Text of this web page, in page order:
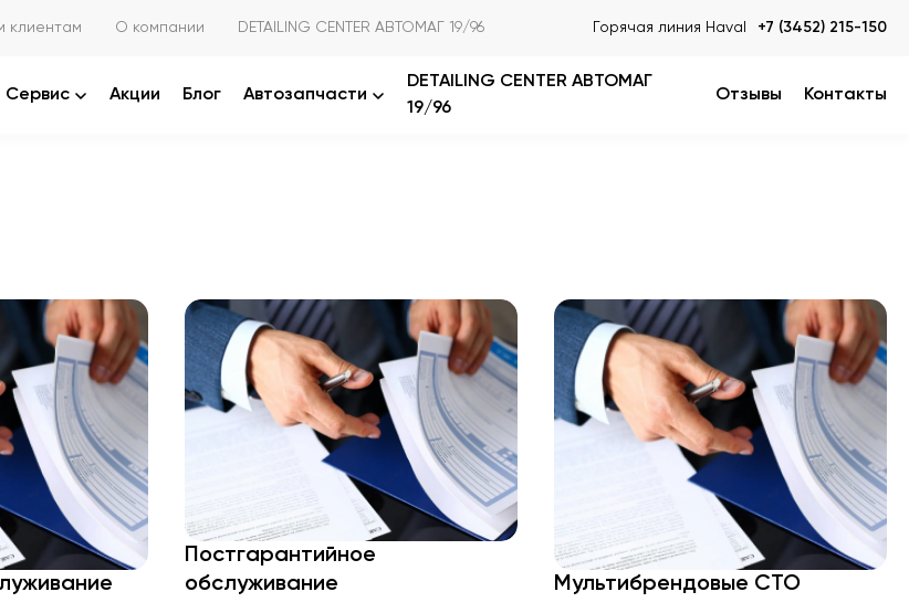
клиентам О компании DETAILING CENTER АВТОМАГ 19/96 Горячая линия Haval +7 (3452) 215-150
Сервис Акции Блог Автозапчасти
DETAILING CENTER АВТОМАГ
19/96
Отзывы Контакты
Постгарантийное
обслуживание
Мультибрендовые СТО